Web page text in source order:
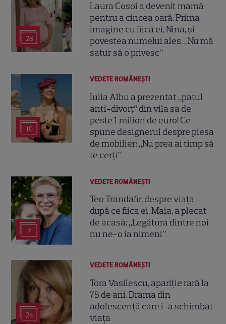
28
Laura Cosoi a devenit mamă
pentru a cincea oară. Prima
imagine cu fiica ei, Nina, și
povestea numelui ales. „Nu mă
satur să o privesc”
10
VEDETE ROMÂNEŞTI
Iulia Albu a prezentat „patul
anti-divorț” din vila sa de
peste 1 milion de euro! Ce
spune designerul despre piesa
de mobilier: „Nu prea ai timp să
te cerți”
7
VEDETE ROMÂNEŞTI
Teo Trandafir, despre viața
după ce fiica ei, Maia, a plecat
de acasă: „Legătura dintre noi
nu ne-o ia nimeni”
24
VEDETE ROMÂNEŞTI
Tora Vasilescu, apariție rară la
75 de ani. Drama din
adolescență care i-a schimbat
viața